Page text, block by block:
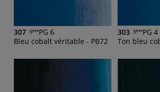
307
PG 6
Bleu cobalt véritable - PB72
303
PG 4